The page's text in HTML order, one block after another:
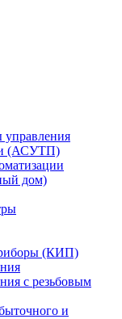
управления
(АСУТП)
дом)
(КИП)
с резьбовым
и